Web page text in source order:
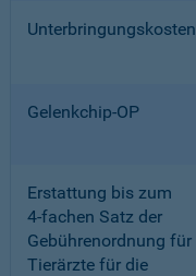
Unterbringungskosten
Gelenkchip-OP
Erstattung bis zum
4-fachen Satz der
Gebührenordnung für
Tierärzte für die